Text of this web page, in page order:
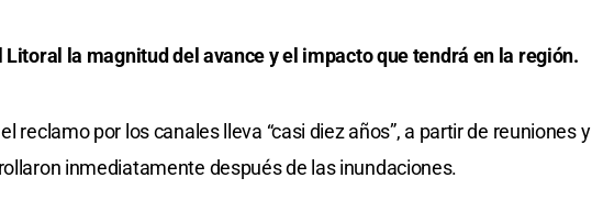
Litoral la magnitud del avance y el impacto que tendrá en la región.
reclamo por los canales lleva “casi diez años”, a partir de reuniones y
inmediatamente después de las inundaciones.